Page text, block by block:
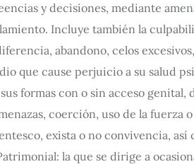
y decisiones, mediante
Incluye también la
abandono, celos
que cause perjuicio a su salud
formas con o sin acceso genital,
coerción, uso de la fuerza
exista o no convivencia,
la que se dirige a